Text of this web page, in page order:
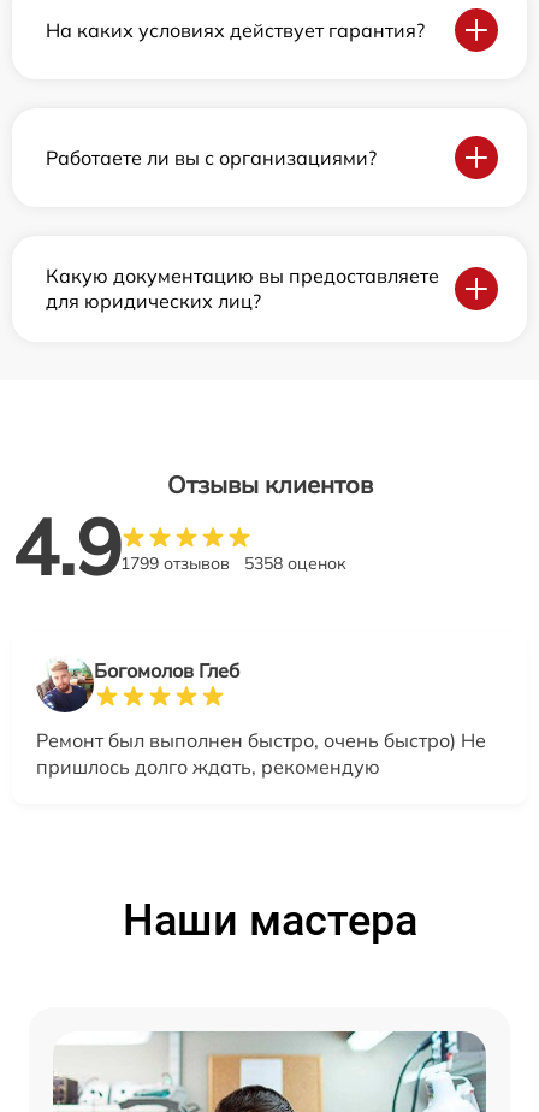
На каких условиях действует гарантия?
Работаете ли вы с организациями?
Какую документацию вы предоставляете
для юридических лиц?
Отзывы клиентов
4.91799 отзывов 5358 оценок
Богомолов Глеб
Ремонт был выполнен быстро, очень быстро) Не
пришлось долго ждать, рекомендую
Наши мастера